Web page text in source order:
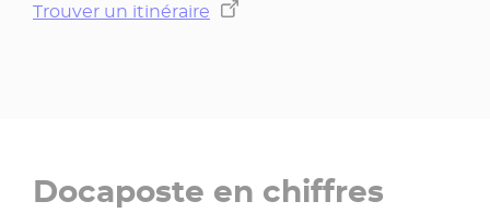
Trouver un itinéraire
Docaposte en chiffres